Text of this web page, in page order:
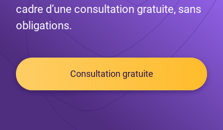
cadre d’une consultation gratuite, sans
obligations.
Consultation gratuite